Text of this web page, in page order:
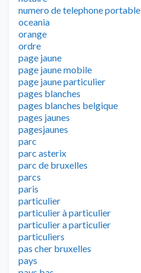
numero de telephone portable
oceania
orange
ordre
page jaune
page jaune mobile
page jaune particulier
pages blanches
pages blanches belgique
pages jaunes
pagesjaunes
parc
parc asterix
parc de bruxelles
parcs
paris
particulier
particulier à particulier
particulier a particulier
particuliers
pas cher bruxelles
pays